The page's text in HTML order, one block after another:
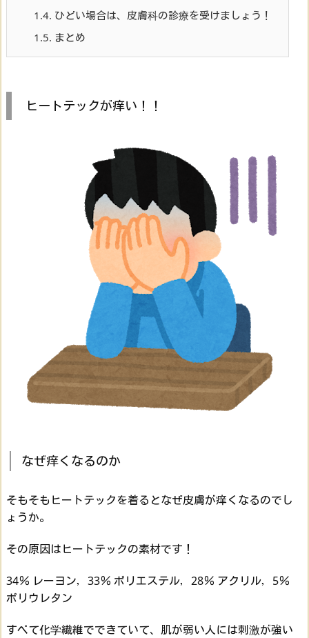
1.4. ひどい場合は、皮膚科の診療を受けましょう！
1.5. まとめ
ヒートテックが痒い！！
なぜ痒くなるのか
そもそもヒートテックを着るとなぜ皮膚が痒くなるのでし
ょうか。
その原因はヒートテックの素材です！
34％ レーヨン，33％ ポリエステル，28％ アクリル，5％
ポリウレタン
すべて化学繊維でできていて、 肌が弱い人には刺激が強い